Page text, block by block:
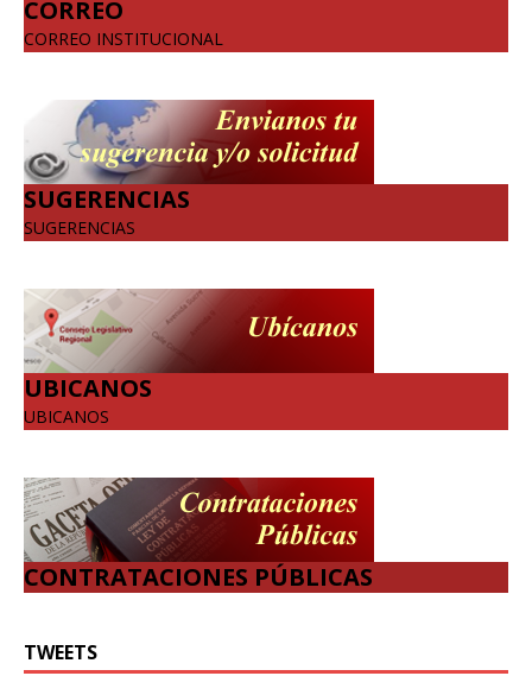
CORREO
CORREO INSTITUCIONAL
SUGERENCIAS
SUGERENCIAS
UBICANOS
UBICANOS
CONTRATACIONES PÚBLICAS
TWEETS